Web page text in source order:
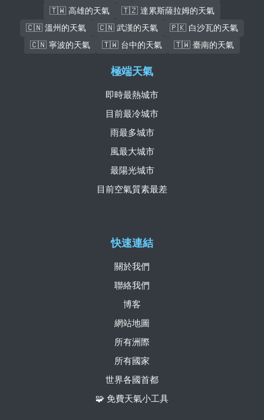
🇹🇼 高雄的天氣
🇹🇿 達累斯薩拉姆的天氣
🇨🇳 溫州的天氣
🇨🇳 武漢的天氣
🇵🇰 白沙瓦的天氣
🇨🇳 寧波的天氣
🇹🇼 台中的天氣 🇹🇼 臺南的天氣
快速連結
關於我們
聯絡我們
博客
網站地圖
所有洲際
所有國家
世界各國首都
🧩 免費天氣小工具
極端天氣
即時最熱城市
目前最冷城市
雨最多城市
風最大城市
最陽光城市
目前空氣質素最差